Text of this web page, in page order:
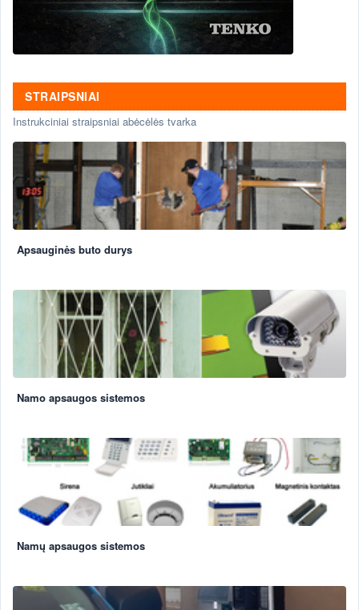
STRAIPSNIAI
Instrukciniai straipsniai abėcėlės tvarka
Apsauginės buto durys
Namo apsaugos sistemos
Namų apsaugos sistemos